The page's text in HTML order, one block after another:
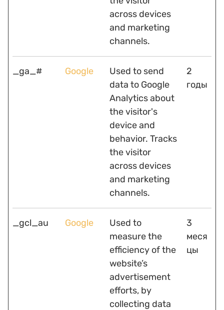
across devices
and marketing
channels.
_ga_# Google
Used to send
data to Google
Analytics about
the visitor's
device and
behavior. Tracks
the visitor
across devices
and marketing
channels.
2
годы
_gcl_au Google
Used to
measure the
efficiency of the
website’s
advertisement
efforts, by
collecting data
3
меся
цы